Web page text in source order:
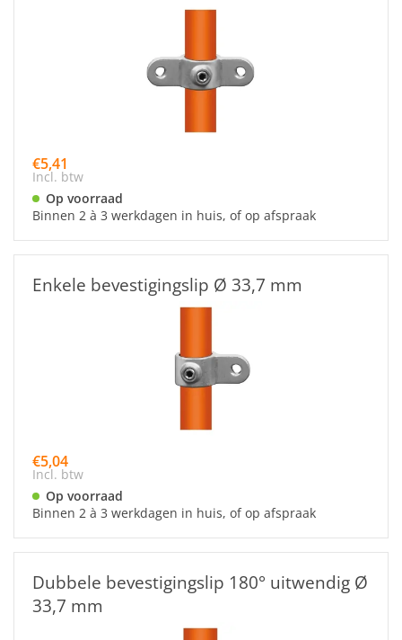
€5,41
Incl. btw
Op voorraad
Binnen 2 à 3 werkdagen in huis, of op afspraak
Enkele bevestigingslip Ø 33,7 mm
€5,04
Incl. btw
Op voorraad
Binnen 2 à 3 werkdagen in huis, of op afspraak
Dubbele bevestigingslip 180° uitwendig Ø
33,7 mm